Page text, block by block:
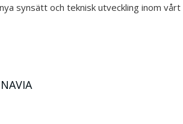
synsätt och teknisk utveckling inom vårt